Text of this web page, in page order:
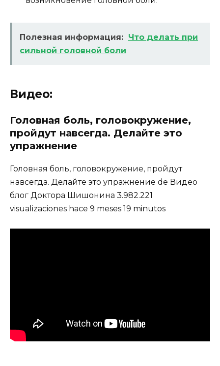
Полезная информация: Что делать при
сильной головной боли
Видео:
Головная боль, головокружение,
пройдут навсегда. Делайте это
упражнение
Головная боль, головокружение, пройдут
навсегда. Делайте это упражнение de Видео
блог Доктора Шишонина 3.982.221
visualizaciones hace 9 meses 19 minutos